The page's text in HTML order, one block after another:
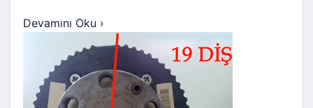
Devamını Oku ›